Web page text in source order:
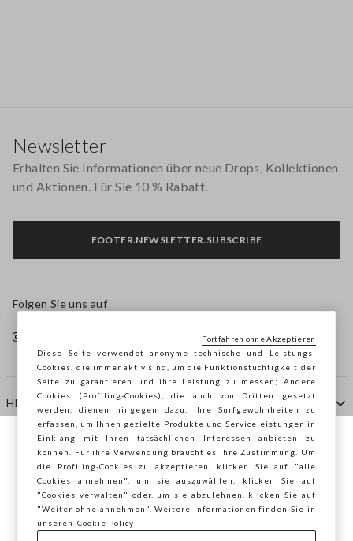
HILFE
AGENTUR
KONTAKTE
Newsletter
Erhalten Sie Informationen über neue Drops, Kollektionen
und Aktionen. Für Sie 10 % Rabatt.
FOOTER.NEWSLETTER.SUBSCRIBE
Folgen Sie uns auf
Sie surfen auf der Seite von STEFANEL
Deutschland, möchten Sie Ihren Standort
speichern?
Diese Seite verwendet anonyme technische und Leistungs-
Cookies, die immer aktiv sind, um die Funktionstüchtigkeit der
Seite zu garantieren und ihre Leistung zu messen; Andere
Cookies (Profiling-Cookies), die auch von Dritten gesetzt
werden, dienen hingegen dazu, Ihre Surfgewohnheiten zu
erfassen, um Ihnen gezielte Produkte und Serviceleistungen in
Einklang mit Ihren tatsächlichen Interessen anbieten zu
können. Für ihre Verwendung braucht es Ihre Zustimmung. Um
die Profiling-Cookies zu akzeptieren, klicken Sie auf "alle
Cookies annehmen", um sie auszuwählen, klicken Sie auf
"Cookies verwalten" oder, um sie abzulehnen, klicken Sie auf
"Weiter ohne annehmen". Weitere Informationen finden Sie in
unseren
Cookie Policy
Fortfahren ohne Akzeptieren